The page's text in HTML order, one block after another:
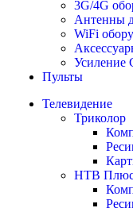
3G/4G
Антенны
WiFi
Усиление
Пульты
Телевидение
Триколор
НТВ